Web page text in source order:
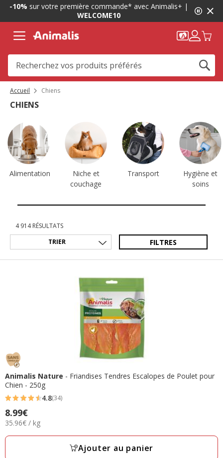
1
2,
message,
-10% sur votre première commande* avec Animalis+ |
WELCOME10
Accueil Chiens
CHIENS
Alimentation
Niche et
couchage
Transport
Hygiène et
soins
4 914 RÉSULTATS
FILTRES
Animalis Nature - Friandises Tendres Escalopes de Poulet pour
Chien - 250g
4.8
étoiles
avec
34
4.8(34)
Prix
8.99€
8.99€
35.96€
Kg
35.96€ / kg
Ajouter au panier